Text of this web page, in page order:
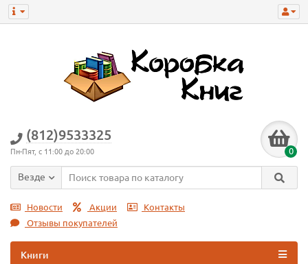
(812)9533325
Пн-Пят, с 11:00 до 20:00 0
Везде
Новости Акции
Контакты
Отзывы покупателей
Книги